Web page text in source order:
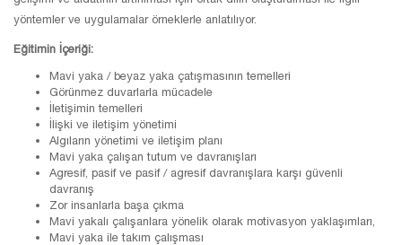
yöntemler ve uygulamalar örneklerle anlatılıyor.
Eğitimin İçeriği:
Mavi yaka / beyaz yaka çatışmasının temelleri
Görünmez duvarlarla mücadele
İletişimin temelleri
İlişki ve iletişim yönetimi
Algıların yönetimi ve iletişim planı
Mavi yaka çalışan tutum ve davranışları
Agresif, pasif ve pasif / agresif davranışlara karşı güvenli
davranış
Zor insanlarla başa çıkma
Mavi yakalı çalışanlara yönelik olarak motivasyon yaklaşımları,
Mavi yaka ile takım çalışması